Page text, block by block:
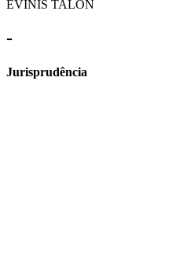
EVINIS TALON
-
Jurisprudência